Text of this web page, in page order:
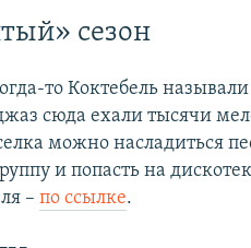
сезон
то Коктебель
сюда ехали тысячи
можно насладиться
и попасть на
–по ссылке.